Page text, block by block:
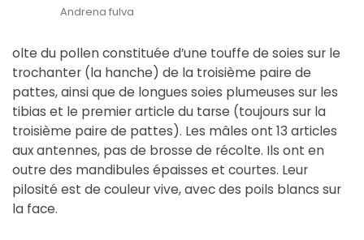
Andrena fulva
olte du pollen constituée d’une touffe de soies sur le
trochanter (la hanche) de la troisième paire de
pattes, ainsi que de longues soies plumeuses sur les
tibias et le premier article du tarse (toujours sur la
troisième paire de pattes). Les mâles ont 13 articles
aux antennes, pas de brosse de récolte. Ils ont en
outre des mandibules épaisses et courtes. Leur
pilosité est de couleur vive, avec des poils blancs sur
la face.